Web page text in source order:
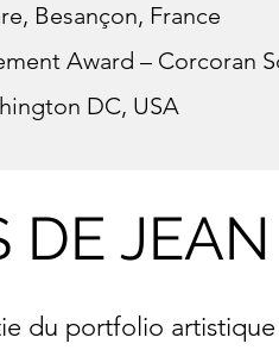
Besançon, France
Award – Corcoran
DC, USA
DE
du portfolio